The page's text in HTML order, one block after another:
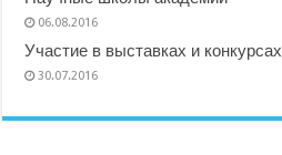
06.08.2016
Участие в выставках и конкурсах
30.07.2016